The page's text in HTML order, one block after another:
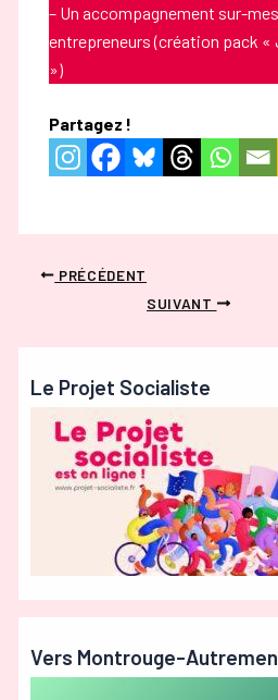
– Un accompagnement sur-
entrepreneurs (création pack «
»)
Partagez !
PRÉCÉDENT
SUIVANT
Le Projet Socialiste
Vers Montrouge-